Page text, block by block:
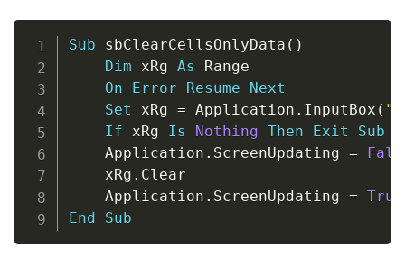
Sub sbClearCellsOnlyData ( )
Dim xRg As Range
On
Error Resume
Next
Set xRg = Application . InputBox (
If xRg Is Nothing Then Exit
Sub
    Application
. ScreenUpdating =
    xRg
. Clear
    Application
. ScreenUpdating = True
End
Sub